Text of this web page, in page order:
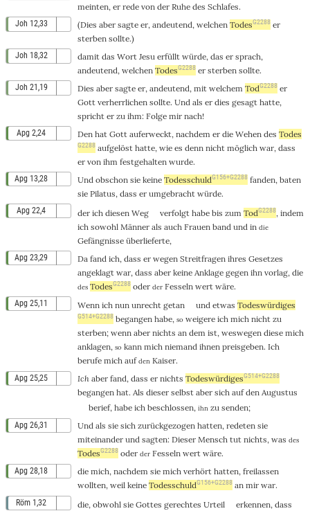
meinten, er rede von der Ruhe des Schlafes.
Joh 12,33 (Dies aber sagteer, andeutend, welchen TodesG2288er
sterben sollte.)
Joh 18,32 damit das Wort Jesu erfülltwürde, das er sprach,
andeutend, welchen TodesG2288er sterben sollte.
Joh 21,19 Dies aber sagteer, andeutend, mit welchem TodG2288er
Gott verherrlichensollte. Und als er dies gesagthatte,
sprichter zu ihm: Folge mir nach!
Apg 2,24 Denhat Gott auferweckt, nachdem er die Wehen des Todes
G2288 aufgelösthatte, wie es denn nicht möglich war, dass
er von ihm festgehalten wurde.
Apg 13,28 Und obschon sie keine TodesschuldG156+G2288 fanden, baten
sie Pilatus, dass er umgebracht würde.
Apg 22,4 derich diesen Weg verfolgthabe bis zum TodG2288, indem
ich sowohl Männer als auch Frauen band und in die
Gefängnisse überlieferte,
Apg 23,29 Da fand ich, dass er wegen Streitfragen ihres Gesetzes
angeklagtwar, dass aber keine Anklagegegen ihn vorlag, die
des TodesG2288 oder der Fesseln wert wäre.
Apg 25,11 Wennich nun unrecht getan und etwas Todeswürdiges
G514+G2288 begangenhabe, so weigereich mich nicht zu
sterben; wenn aber nichts an dem ist, weswegen diese mich
anklagen, so kann mich niemand ihnen preisgeben. Ich
berufe mich auf den Kaiser.
Apg 25,25 Ich aber fand, dass er nichts TodeswürdigesG514+G2288
begangenhat. Als dieser selbst aber sich auf den Augustus
berief, habe ich beschlossen, ihnzu senden;
Apg 26,31 Undals sie sich zurückgezogenhatten, redetensie
miteinanderund sagten: Dieser Mensch tut nichts, was des
TodesG2288 oder der Fesseln wert wäre.
Apg 28,18 die mich, nachdem sie mich verhörthatten, freilassen
wollten, weil keine TodesschuldG156+G2288 an mir war.
Röm 1,32 die, obwohl sie Gottes gerechtes Urteil erkennen, dass